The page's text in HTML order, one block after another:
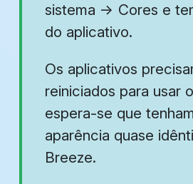
sistema → Cores e
do aplicativo.
Os aplicativos
reiniciados para usar
espera-se que
aparência quase
Breeze.